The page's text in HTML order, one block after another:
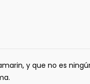
y que no es